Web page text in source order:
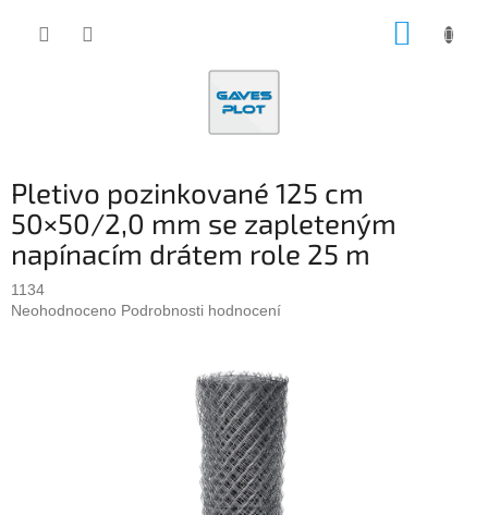
Pletivo pozinkované 125 cm
50×50/2,0 mm se zapleteným
napínacím drátem role 25 m
1134
Průměrné
Neohodnoceno Podrobnosti hodnocení